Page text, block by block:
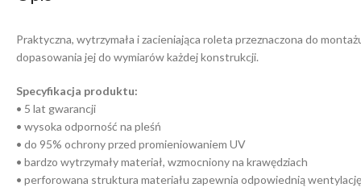
Praktyczna, wytrzymała i zacieniająca roleta przeznaczona do
dopasowania jej do wymiarów każdej konstrukcji.
Specyfikacja produktu:
• 5 lat gwarancji
• wysoka odporność na pleśń
• do 95% ochrony przed promieniowaniem UV
• bardzo wytrzymały materiał, wzmocniony na krawędziach
• perforowana struktura materiału zapewnia odpowiednią wentylację